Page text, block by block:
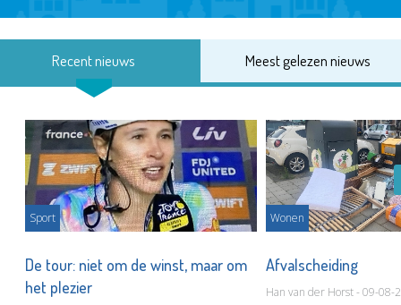
Recent nieuws Meest gelezen nieuws
Sport
De tour: niet om de winst, maar om
het plezier
Wonen
Afvalscheiding
Han van der Horst - 09-08-